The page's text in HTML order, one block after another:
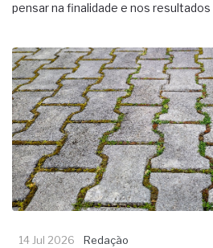
pensar na finalidade e nos resultados
14 Jul 2026 Redação